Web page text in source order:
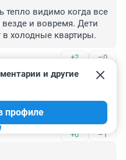
тепло видимо когда все
и вовремя. Дети
в холодные квартиры.
+2 –0
опять улицу
+0 –1
и другие
профиле